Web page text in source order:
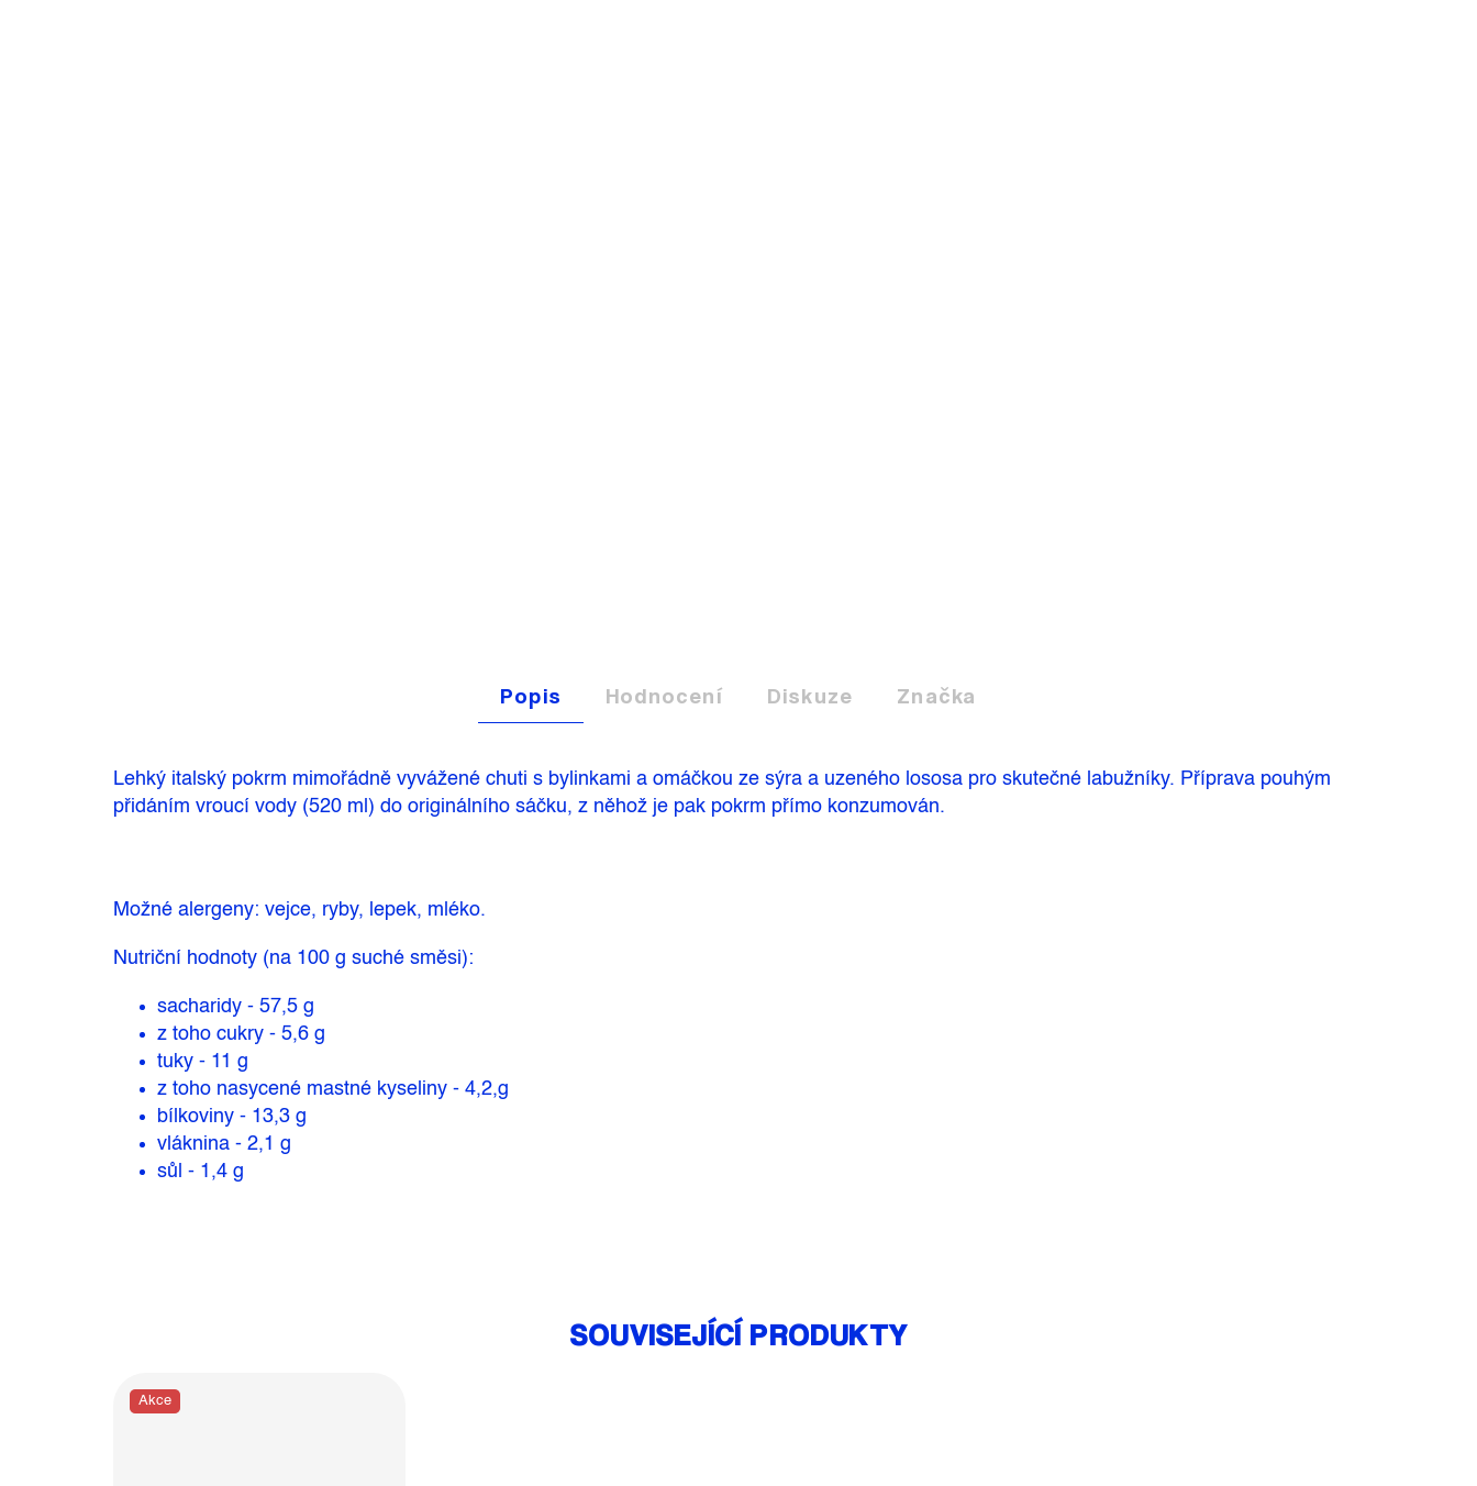
SOUVISEJÍCÍ PRODUKTY
Akce
Popis Hodnocení Diskuze Značka
Lehký italský pokrm mimořádně vyvážené chuti s bylinkami a omáčkou ze sýra a uzeného lososa pro skutečné labužníky. Příprava pouhým
přidáním vroucí vody (520 ml) do originálního sáčku, z něhož je pak pokrm přímo konzumován.
Možné alergeny: vejce, ryby, lepek, mléko.
Nutriční hodnoty (na 100 g suché směsi):
sacharidy - 57,5 g
z toho cukry - 5,6 g
tuky - 11 g
z toho nasycené mastné kyseliny - 4,2,g
bílkoviny - 13,3 g
vláknina - 2,1 g
sůl - 1,4 g